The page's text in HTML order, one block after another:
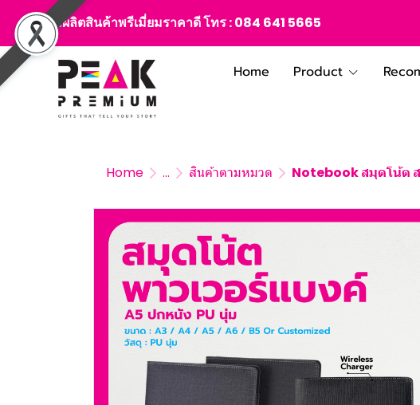
สั่งผลิตสินค้าพรีเมี่ยมราคาดี โทร :084 641 5665
Home Product
Home ... สินค้าตามหมวด Notebook สมุดโน้ต